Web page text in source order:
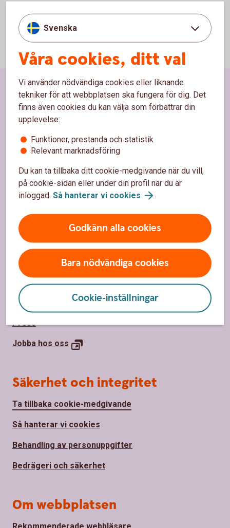
Svenska
Våra cookies, ditt val
Vi använder nödvändiga cookies eller liknande
tekniker för att webbplatsen ska fungera för dig. Det
finns även cookies du kan välja som förbättrar din
upplevelse:
Funktioner, prestanda och statistik
Relevant marknadsföring
Du kan ta tillbaka ditt cookie-medgivande när du vill,
på cookie-sidan eller under din profil när du är
inloggad. Så hanterar vi cookies .
Godkänn alla cookies
Bara nödvändiga cookies
Cookie-inställningar
Sidfot
Hitta snabbt
Kundservice
Spärrhjälp
Bli kund
Priser, räntor och kurser
Om oss
Om Sparbanken Nord
Hållbarhet
Vårt samhällsengagemang
Press
Jobba hos oss
Säkerhet och integritet
Ta tillbaka cookie-medgivande
Så hanterar vi cookies
Behandling av personuppgifter
Bedrägeri och säkerhet
Om webbplatsen